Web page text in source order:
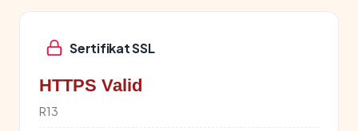
Sertifikat SSL
HTTPS Valid
R13